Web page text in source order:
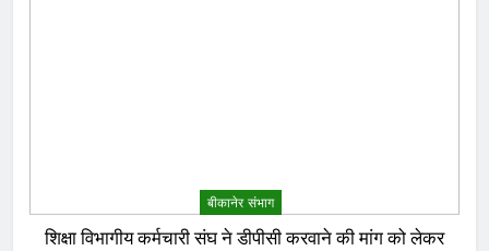
बीकानेर संभाग
शिक्षा विभागीय कर्मचारी संघ ने डीपीसी करवाने की मांग को लेकर